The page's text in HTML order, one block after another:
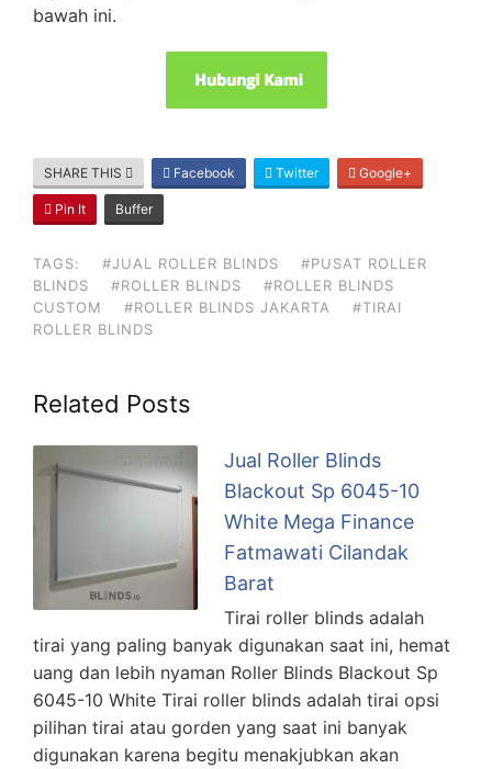
bawah ini.
SHARE THIS Facebook Twitter Google+
Pin It Buffer
TAGS: #JUAL ROLLER BLINDS
#PUSAT ROLLER
BLINDS
#ROLLER BLINDS
#ROLLER BLINDS
CUSTOM
#ROLLER BLINDS JAKARTA
#TIRAI
ROLLER BLINDS
Related Posts
Jual Roller Blinds
Blackout Sp 6045-10
White Mega Finance
Fatmawati Cilandak
Barat
Tirai roller blinds adalah
tirai yang paling banyak digunakan saat ini, hemat
uang dan lebih nyaman Roller Blinds Blackout Sp
6045-10 White Tirai roller blinds adalah tirai opsi
pilihan tirai atau gorden yang saat ini banyak
digunakan karena begitu menakjubkan akan